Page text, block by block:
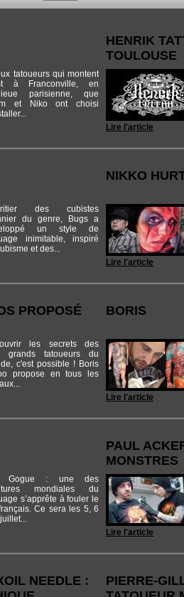
tatoueurs qui montent
à Franconville, en
parisienne, que
et Niko ont choisi
HENRIK
TOULOUSE
Lire l'article
des cubistes
du genre, Bugs a
un style de
inimitable, inspiré
et des...
NIKKO
Lire l'article
PROPOSÉ
les secrets des
grands tatoueurs du
c'est possible ! Boris
propose en tous les
BORIS
Lire l'article
Gogue : une des
mondiales du
s’apprête à fouler le
Ce sera les 5, 6
PAUL
MONSTRES
Lire l'article
NEEDLE :
PIERRE-